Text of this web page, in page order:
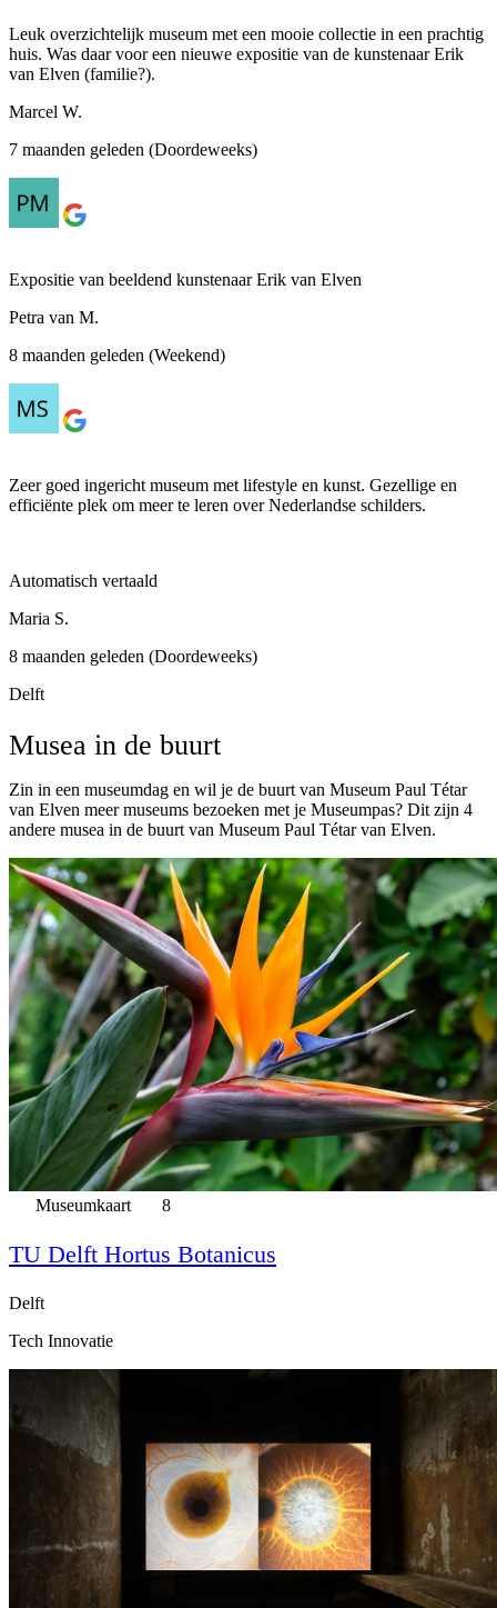
Leuk overzichtelijk museum met een mooie collectie in een prachtig
huis. Was daar voor een nieuwe expositie van de kunstenaar Erik
van Elven (familie?).
Marcel W.
7 maanden geleden (Doordeweeks)
Expositie van beeldend kunstenaar Erik van Elven
Petra van M.
8 maanden geleden (Weekend)
Zeer goed ingericht museum met lifestyle en kunst. Gezellige en
efficiënte plek om meer te leren over Nederlandse schilders.
Automatisch vertaald
Maria S.
8 maanden geleden (Doordeweeks)
Delft
Musea in de buurt
Zin in een museumdag en wil je de buurt van Museum Paul Tétar
van Elven meer museums bezoeken met je Museumpas? Dit zijn 4
andere musea in de buurt van Museum Paul Tétar van Elven.
Museumkaart 8
TU Delft Hortus Botanicus
Delft
Tech Innovatie